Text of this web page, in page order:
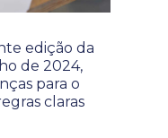
edição da
de 2024,
para o
claras